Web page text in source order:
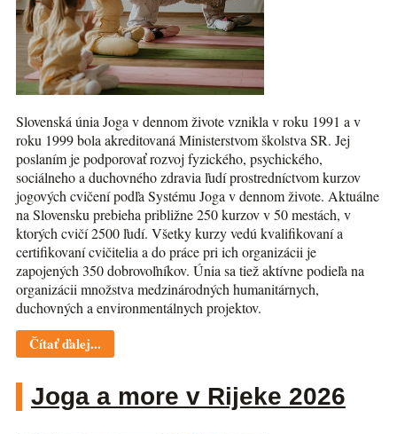
Slovenská únia Joga v dennom živote vznikla v roku 1991 a v
roku 1999 bola akreditovaná Ministerstvom školstva SR. Jej
poslaním je podporovať rozvoj fyzického, psychického,
sociálneho a duchovného zdravia ľudí prostredníctvom kurzov
jogových cvičení podľa Systému Joga v dennom živote. Aktuálne
na Slovensku prebieha približne 250 kurzov v 50 mestách, v
ktorých cvičí 2500 ľudí. Všetky kurzy vedú kvalifikovaní a
certifikovaní cvičitelia a do práce pri ich organizácii je
zapojených 350 dobrovoľníkov. Únia sa tiež aktívne podieľa na
organizácii množstva medzinárodných humanitárnych,
duchovných a environmentálnych projektov.
Čítať ďalej...
Joga a more v Rijeke 2026